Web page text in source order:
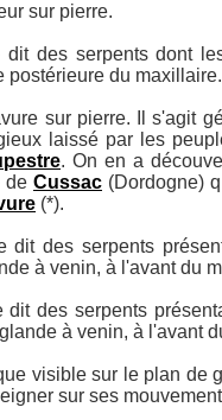
sur pierre.
dit des serpents dont
postérieure du maxillaire.
sur pierre. Il s'agit
laissé par les
. On en a
de Cussac (Dordogne)
(*).
dit des serpents
à venin, à l'avant du
dit des serpents
à venin, à l'avant
visible sur le plan de
sur ses